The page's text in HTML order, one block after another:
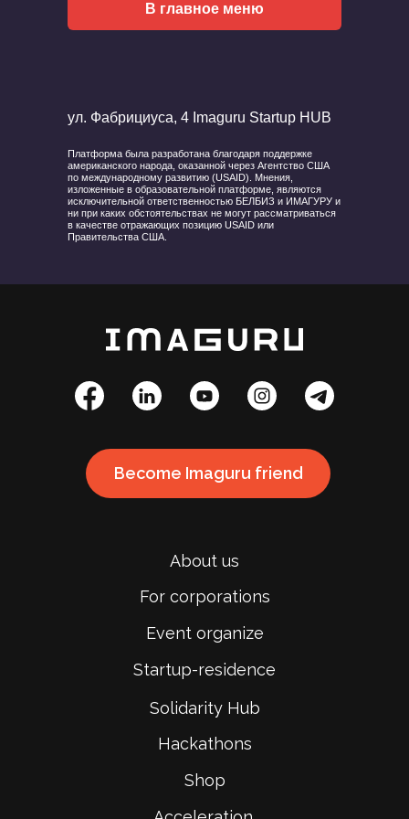
ул. Фабрициуса, 4 Imaguru Startup HUB
Платформа была разработана благодаря поддержке
американского народа, оказанной через Агентство США
по международному развитию (USAID). Мнения,
изложенные в образовательной платформе, являются
исключительной ответственностью БЕЛБИЗ и ИМАГУРУ и
ни при каких обстоятельствах не могут рассматриваться
в качестве отражающих позицию USAID или
Правительства США.
В главное меню
About us
For corporations
Event organize
Startup-residence
Solidarity Hub
Hackathons
Shop
Become Imaguru friend